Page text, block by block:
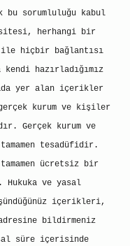
bu sorumluluğu kabul
herhangi bir
ile hiçbir bağlantısı
hazırladığımız
yer alan içerikler
kurum ve kişiler
Gerçek kurum ve
tesadüfidir.
ücretsiz bir
ve yasal
içerikleri,
bildirmeniz
süre içerisinde